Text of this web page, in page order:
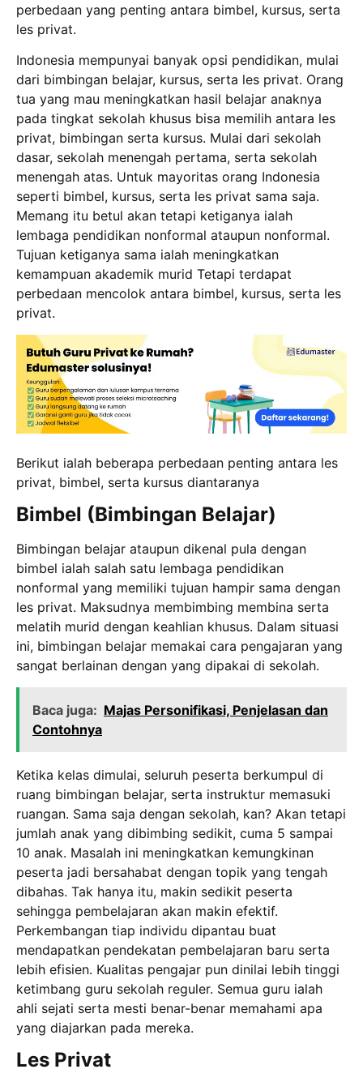
perbedaan yang penting antara bimbel, kursus, serta
les privat.
Indonesia mempunyai banyak opsi pendidikan, mulai
dari bimbingan belajar, kursus, serta les privat. Orang
tua yang mau meningkatkan hasil belajar anaknya
pada tingkat sekolah khusus bisa memilih antara les
privat, bimbingan serta kursus. Mulai dari sekolah
dasar, sekolah menengah pertama, serta sekolah
menengah atas. Untuk mayoritas orang Indonesia
seperti bimbel, kursus, serta les privat sama saja.
Memang itu betul akan tetapi ketiganya ialah
lembaga pendidikan nonformal ataupun nonformal.
Tujuan ketiganya sama ialah meningkatkan
kemampuan akademik murid Tetapi terdapat
perbedaan mencolok antara bimbel, kursus, serta les
privat.
Berikut ialah beberapa perbedaan penting antara les
privat, bimbel, serta kursus diantaranya
Bimbel (Bimbingan Belajar)
Bimbingan belajar ataupun dikenal pula dengan
bimbel ialah salah satu lembaga pendidikan
nonformal yang memiliki tujuan hampir sama dengan
les privat. Maksudnya membimbing membina serta
melatih murid dengan keahlian khusus. Dalam situasi
ini, bimbingan belajar memakai cara pengajaran yang
sangat berlainan dengan yang dipakai di sekolah.
Baca juga: Majas Personifikasi, Penjelasan dan
Contohnya
Ketika kelas dimulai, seluruh peserta berkumpul di
ruang bimbingan belajar, serta instruktur memasuki
ruangan. Sama saja dengan sekolah, kan? Akan tetapi
jumlah anak yang dibimbing sedikit, cuma 5 sampai
10 anak. Masalah ini meningkatkan kemungkinan
peserta jadi bersahabat dengan topik yang tengah
dibahas. Tak hanya itu, makin sedikit peserta
sehingga pembelajaran akan makin efektif.
Perkembangan tiap individu dipantau buat
mendapatkan pendekatan pembelajaran baru serta
lebih efisien. Kualitas pengajar pun dinilai lebih tinggi
ketimbang guru sekolah reguler. Semua guru ialah
ahli sejati serta mesti benar-benar memahami apa
yang diajarkan pada mereka.
Les Privat